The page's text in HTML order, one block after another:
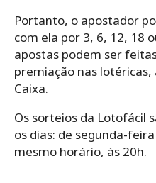
Portanto, o ‌apostador‌
‌com‌ ‌ela‌ ‌por‌ ‌3,‌ ‌6,‌ ‌12,‌ ‌18‌
apostas podem ser
premiação nas
Caixa.
Os‌ ‌sorteios‌ ‌da‌ ‌Lotofácil‌
‌os‌ ‌dias: de‌ ‌segunda-
‌mesmo‌ ‌horário,‌ ‌às‌ ‌20h.